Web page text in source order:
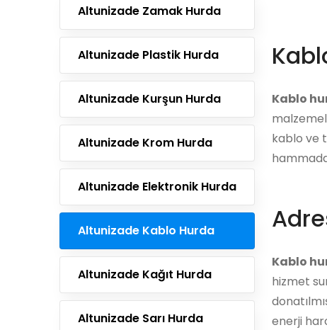
Altunizade Zamak Hurda
Altunizade Plastik Hurda
Altunizade Kurşun Hurda
Altunizade Krom Hurda
Altunizade Elektronik Hurda
Altunizade Kablo Hurda
Altunizade Kağıt Hurda
Altunizade Sarı Hurda
Kablo
kablo ve
Kablo
hizmet
enerji